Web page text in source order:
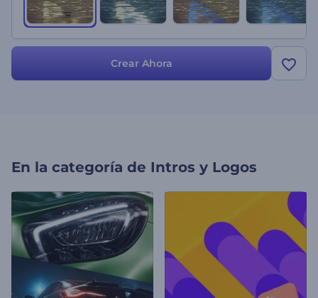
Crear Ahora
En la categoría de Intros y Logos